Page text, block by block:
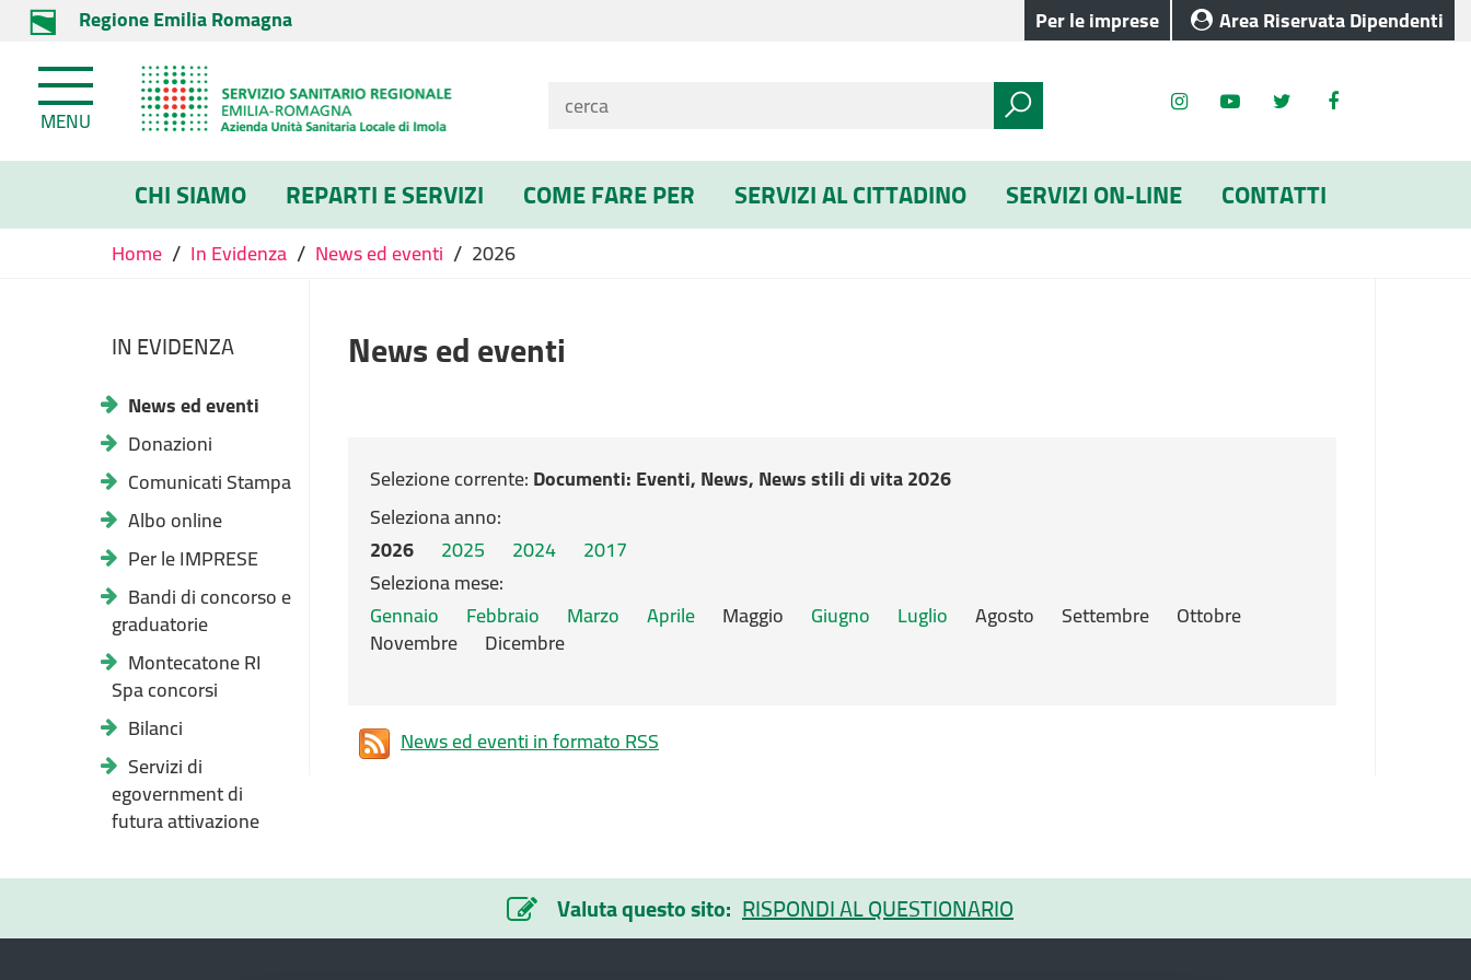
Regione Emilia Romagna Per le imprese Area Riservata Dipendenti
MENU
CHI SIAMO REPARTI E SERVIZI COME FARE PER SERVIZI AL CITTADINO SERVIZI ON-LINE CONTATTI
Home / In Evidenza / News ed eventi / 2026
IN EVIDENZA
News ed eventi
Donazioni
Comunicati Stampa
Albo online
Per le IMPRESE
Bandi di concorso e
graduatorie
Montecatone RI
Spa concorsi
Bilanci
Servizi di
egovernment di
futura attivazione
News ed eventi
Selezione corrente:Documenti: Eventi, News, News stili di vita 2026
Seleziona anno:
2026
2025 2024
2017
Seleziona mese:
Gennaio
Febbraio Marzo Aprile Maggio Giugno Luglio Agosto Settembre Ottobre
Novembre Dicembre
News ed eventi in formato RSS
Valuta questo sito: RISPONDI AL QUESTIONARIO